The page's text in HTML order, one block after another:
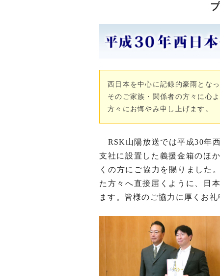
西日本を中心に記録的豪雨とな
そのご家族・関係者の方々に心
方々にお悔やみ申し上げます。
RSK山陽放送では平成30年
支社に設置した義援金箱のほ
くの方にご協力を賜りました
た方々へ直接届くように、日
ます。皆様のご協力に厚くお